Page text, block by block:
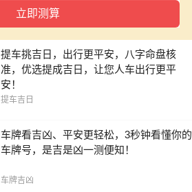
提车挑吉日，出行更平安，八字命盘核
准，优选提成吉日，让您人车出行更平
安！
提车吉日
车牌看吉凶、平安更轻松，3秒钟看懂你的
车牌号，是吉是凶一测便知！
车牌吉凶